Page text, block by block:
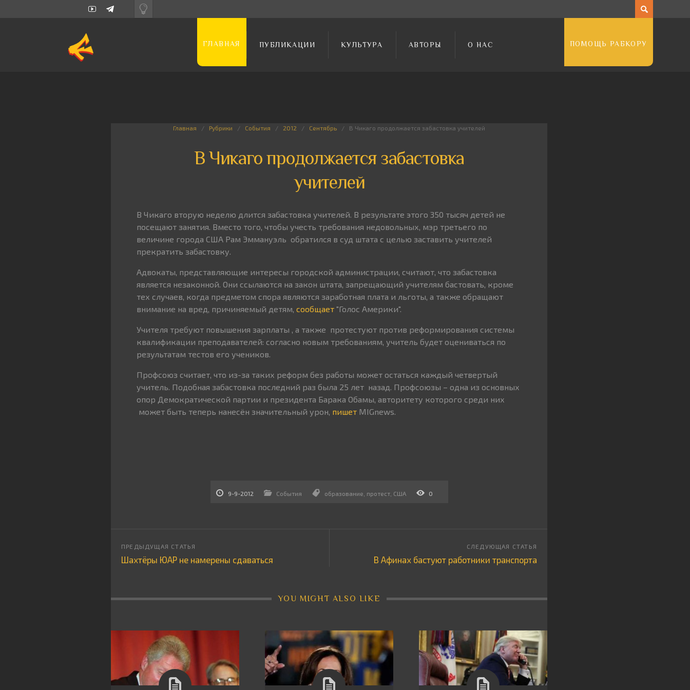
ГЛАВНАЯ ПУБЛИКАЦИИ КУЛЬТУРА АВТОРЫ О НАС ПОМОЩЬ РАБКОРУ
Главная Рубрики События 2012 Сентябрь В Чикаго продолжается забастовка учителей
В Чикаго продолжается забастовка
учителей
В Чикаго вторую неделю длится забастовка учителей. В результате этого 350 тысяч детей не
посещают занятия. Вместо того, чтобы учесть требования недовольных, мэр третьего по
величине города США Рам Эммануэль обратился в суд штата с целью заставить учителей
прекратить забастовку.
Адвокаты, представляющие интересы городской администрации, считают, что забастовка
является незаконной. Они ссылаются на закон штата, запрещающий учителям бастовать, кроме
тех случаев, когда предметом спора являются заработная плата и льготы, а также обращают
внимание на вред, причиняемый детям, сообщает "Голос Америки".
Учителя требуют повышения зарплаты , а также протестуют против реформирования системы
квалификации преподавателей: согласно новым требованиям, учитель будет оцениваться по
результатам тестов его учеников.
Профсоюз считает, что из-за таких реформ без работы может остаться каждый четвертый
учитель. Подобная забастовка последний раз была 25 лет назад. Профсоюзы – одна из основных
опор Демократической партии и президента Барака Обамы, авторитету которого среди них
может быть теперь нанесён значительный урон, пишет MIGnews.
9-9-2012 События образование протест, США 0
Шахтёры ЮАР не намерены сдаваться В Афинах бастуют работники транспорта
YOU MIGHT ALSO LIKE